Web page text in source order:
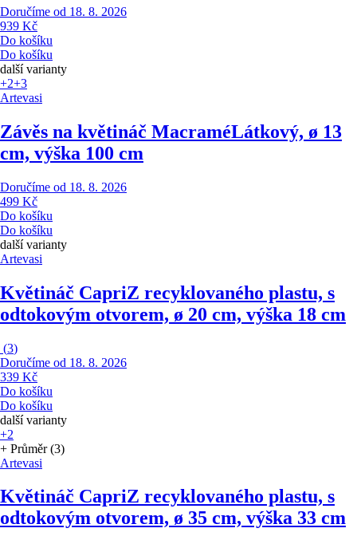
Doručíme od 18. 8. 2026
939 Kč
Do košíku
Do košíku
další varianty
+2+3
Artevasi
Závěs na květináč MacraméLátkový, ø 13
cm, výška 100 cm
Doručíme od 18. 8. 2026
499 Kč
Do košíku
Do košíku
další varianty
Artevasi
Květináč CapriZ recyklovaného plastu, s
odtokovým otvorem, ø 20 cm, výška 18 cm
(3)
Doručíme od 18. 8. 2026
339 Kč
Do košíku
Do košíku
další varianty
+2
+ Průměr (3)
Artevasi
Květináč CapriZ recyklovaného plastu, s
odtokovým otvorem, ø 35 cm, výška 33 cm